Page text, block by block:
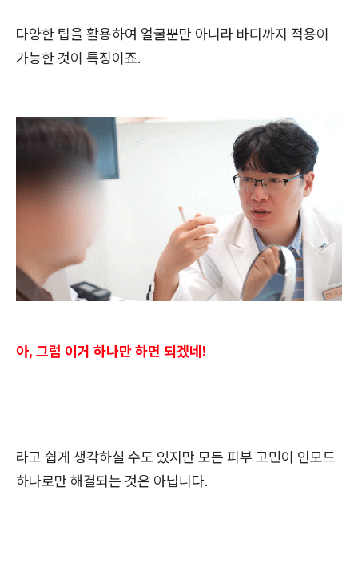
다양한 팁을 활용하여 얼굴뿐만 아니라 바디까지 적용이
가능한 것이 특징이죠.
아, 그럼 이거 하나만 하면 되겠네!
라고 쉽게 생각하실 수도 있지만 모든 피부 고민이 인모드
하나로만 해결되는 것은 아닙니다.